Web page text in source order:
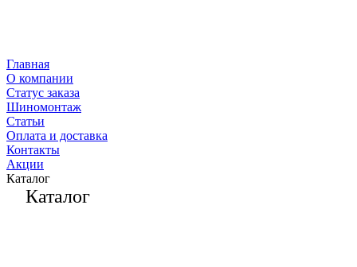
Главная
О компании
Статус заказа
Шиномонтаж
Статьи
Оплата и доставка
Контакты
Акции
Каталог
Каталог